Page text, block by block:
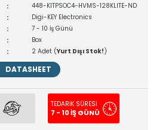
: 448-KITPSOC4-HVMS-128KLITE-ND
: Digi-KEY Electronics
: 7 - 10 İş Günü
: Box
: 2 Adet (Yurt Dışı Stok!)
DATASHEET
TEDARİK SÜRESİ
7 - 10 İŞ GÜNÜ